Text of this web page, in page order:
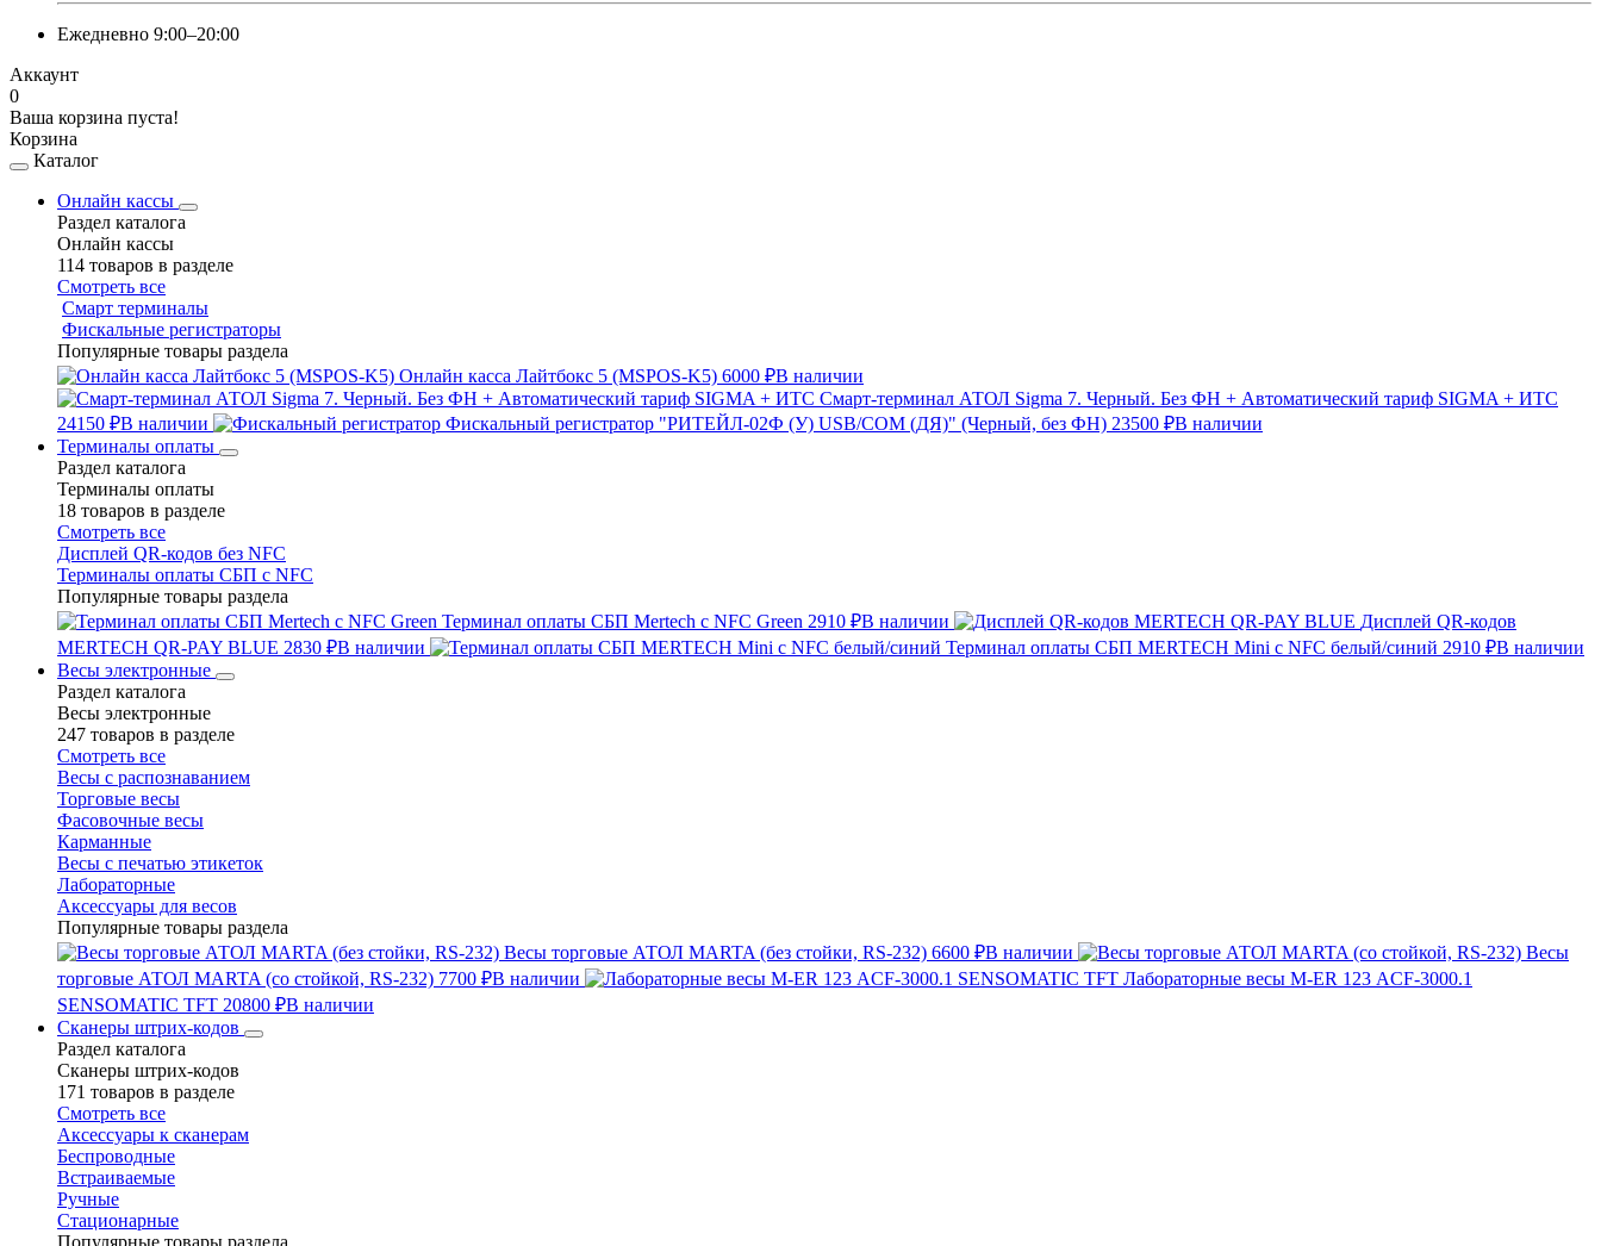
Ежедневно 9:00–20:00
Аккаунт
0
Ваша корзина пуста!
Корзина
Каталог
Онлайн кассы
Раздел каталога
Онлайн кассы
114 товаров в разделе
Смотреть все
Смарт терминалы
Фискальные регистраторы
Популярные товары раздела
Онлайн касса Лайтбокс 5 (MSPOS-K5) 6000 ₽В наличии
Смарт-терминал АТОЛ Sigma 7. Черный. Без ФН + Автоматический тариф SIGMA + ИТС
24150 ₽В наличии Фискальный регистратор "РИТЕЙЛ-02Ф (У) USB/COM (ДЯ)" (Черный, без ФН) 23500 ₽В наличии
Терминалы оплаты
Раздел каталога
Терминалы оплаты
18 товаров в разделе
Смотреть все
Дисплей QR-кодов без NFC
Терминалы оплаты СБП с NFC
Популярные товары раздела
Терминал оплаты СБП Mertech с NFC Green 2910 ₽В наличии
Дисплей QR-кодов
MERTECH QR-PAY BLUE 2830 ₽В наличии Терминал оплаты СБП MERTECH Mini с NFC белый/синий 2910 ₽В наличии
Весы электронные
Раздел каталога
Весы электронные
247 товаров в разделе
Смотреть все
Весы с распознаванием
Торговые весы
Фасовочные весы
Карманные
Весы с печатью этикеток
Лабораторные
Аксессуары для весов
Популярные товары раздела
Весы торговые АТОЛ MARTA (без стойки, RS-232) 6600 ₽В наличии
Весы
торговые АТОЛ MARTA (со стойкой, RS-232) 7700 ₽В наличии
Лабораторные весы M-ER 123 АCF-3000.1
SENSOMATIC TFT 20800 ₽В наличии
Сканеры штрих-кодов
Раздел каталога
Сканеры штрих-кодов
171 товаров в разделе
Смотреть все
Аксессуары к сканерам
Беспроводные
Встраиваемые
Ручные
Стационарные
Популярные товары раздела